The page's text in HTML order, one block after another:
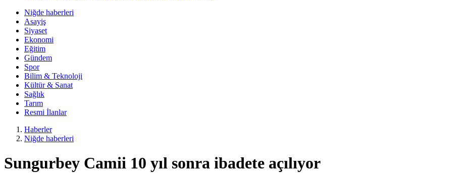
Niğde haberleri
Asayiş
Siyaset
Ekonomi
Eğitim
Gündem
Spor
Bilim & Teknoloji
Kültür & Sanat
Sağlık
Tarım
Resmi İlanlar
Haberler
Niğde haberleri
Sungurbey Camii 10 yıl sonra ibadete açılıyor